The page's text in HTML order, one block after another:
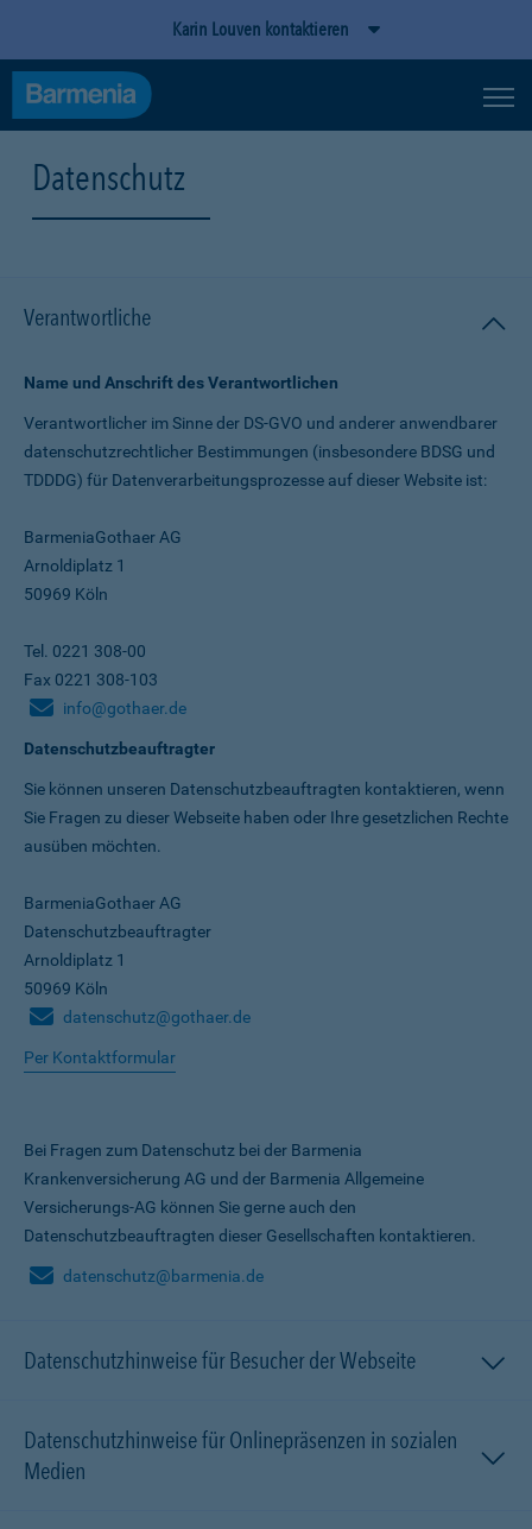
Karin Louven kontaktieren
Datenschutz
Verantwortliche
Name und Anschrift des Verantwortlichen
Verantwortlicher im Sinne der DS-GVO und anderer anwendbarer
datenschutz­rechtlicher Bestimmungen (insbesondere BDSG und
TDDDG) für Daten­verarbeitungs­prozesse auf dieser Website ist:
BarmeniaGothaer AG
Arnoldiplatz 1
50969 Köln
Tel. 0221 308-00
Fax 0221 308-103
info@gothaer.de
Datenschutzbeauftragter
Sie können unseren Datenschutz­beauftragten kontaktieren, wenn
Sie Fragen zu dieser Webseite haben oder Ihre gesetzlichen Rechte
ausüben möchten.
BarmeniaGothaer AG
Datenschutzbeauftragter
Arnoldiplatz 1
50969 Köln
datenschutz@gothaer.de
Per Kontaktformular
Bei Fragen zum Datenschutz bei der Barmenia
Krankenversicherung AG und der Barmenia Allgemeine
Versicherungs-AG können Sie gerne auch den
Datenschutzbeauftragten dieser Gesellschaften kontaktieren.
datenschutz@barmenia.de
Datenschutzhinweise für Besucher der Webseite
Datenschutzhinweise für Onlinepräsenzen in sozialen
Medien